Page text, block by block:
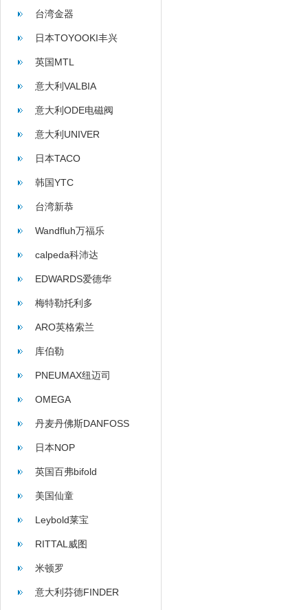
台湾金器
日本TOYOOKI丰兴
英国MTL
意大利VALBIA
意大利ODE电磁阀
意大利UNIVER
日本TACO
韩国YTC
台湾新恭
Wandfluh万福乐
calpeda科沛达
EDWARDS爱德华
梅特勒托利多
ARO英格索兰
库伯勒
PNEUMAX纽迈司
OMEGA
丹麦丹佛斯DANFOSS
日本NOP
英国百弗bifold
美国仙童
Leybold莱宝
RITTAL威图
米顿罗
意大利芬德FINDER